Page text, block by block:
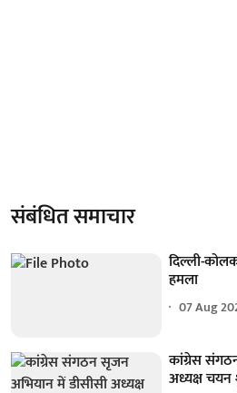
संबंधित समाचार
दिल्ली-
हमला
07 Aug
कांग्रेस
अध्यक्ष